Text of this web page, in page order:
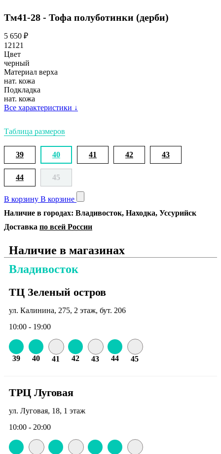
Тм41-28 - Тофа полуботинки (дерби)
5 650 ₽
12121
Цвет
черный
Материал верха
нат. кожа
Подкладка
нат. кожа
Все характеристики ↓
Таблица размеров
39 40 41 42 43
44 45
В корзину В корзине
Наличие в городах: Владивосток, Находка, Уссурийск
Доставка по всей России
Наличие в магазинах
Владивосток
ТЦ Зеленый остров
ул. Калинина, 275, 2 этаж, бут. 206
10:00 - 19:00
39 40 41 42 43 44 45
ТРЦ Луговая
ул. Луговая, 18, 1 этаж
10:00 - 20:00